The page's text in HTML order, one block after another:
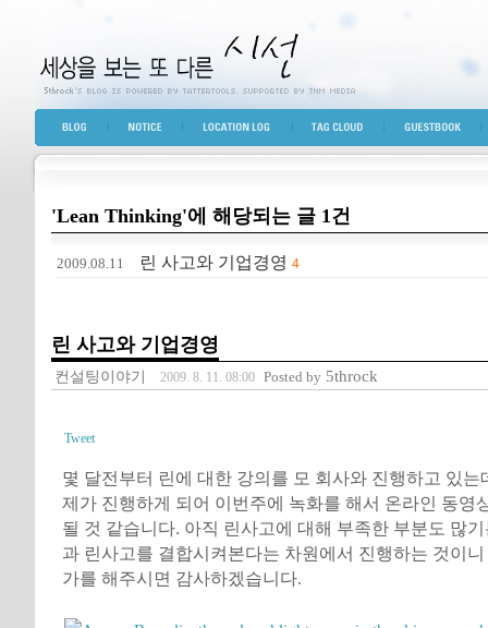
세상을 보는 또 다른 시선
BLOG TOP NOTICE LOCATION LOG TAG CLOUD GUESTBOOK
'Lean Thinking'에 해당되는 글 1건
2009.08.11 린 사고와 기업경영 4
린 사고와 기업경영
컨설팅이야기 2009. 8. 11. 08:00 Posted by 5throck
Tweet
몇 달전부터 린에 대한 강의를 모 회사와 진행하고 있는
제가 진행하게 되어 이번주에 녹화를 해서 온라인 동영
될 것 같습니다. 아직 린사고에 대해 부족한 부분도 많
과 린사고를 결합시켜본다는 차원에서 진행하는 것이
가를 해주시면 감사하겠습니다.